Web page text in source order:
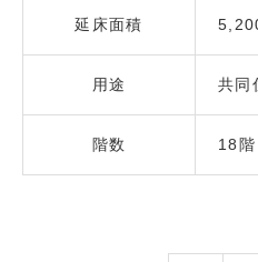
延床面積
用途 共同
階数 18階